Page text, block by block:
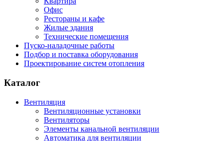
Офис
Рестораны и кафе
Жилые здания
Технические помещения
Пуско-наладочные работы
Подбор и поставка оборудования
Проектирование систем отопления
Каталог
Вентиляция
Вентиляционные установки
Вентиляторы
Элементы канальной вентиляции
Автоматика для вентиляции